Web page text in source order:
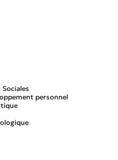
Sociales
personnel